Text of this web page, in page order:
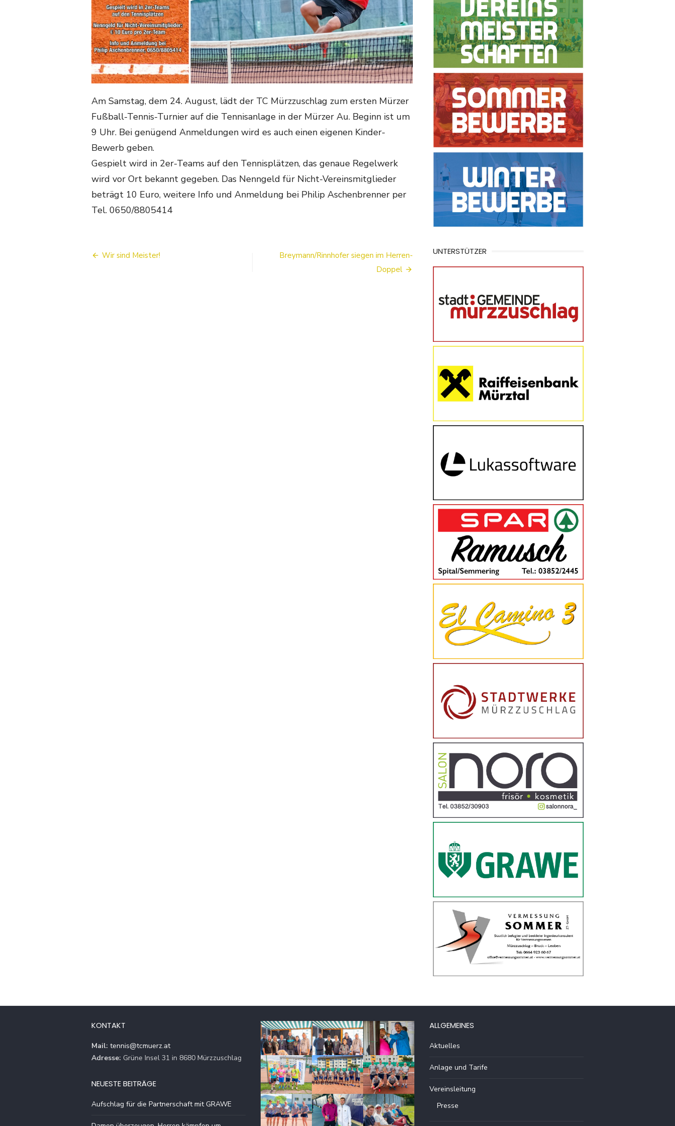
Am Samstag, dem 24. August, lädt der TC Mürzzuschlag zum ersten Mürzer
Fußball-Tennis-Turnier auf die Tennisanlage in der Mürzer Au. Beginn ist um
9 Uhr. Bei genügend Anmeldungen wird es auch einen eigenen Kinder-
Bewerb geben.
Gespielt wird in 2er-Teams auf den Tennisplätzen, das genaue Regelwerk
wird vor Ort bekannt gegeben. Das Nenngeld für Nicht-Vereinsmitglieder
beträgt 10 Euro, weitere Info und Anmeldung bei Philip Aschenbrenner per
Tel. 0650/8805414
Beitragsnavigation
Wir sind Meister!
Breymann/Rinnhofer siegen im Herren-
Doppel
UNTERSTÜTZER
KONTAKT
Mail: tennis@tcmuerz.at
Adresse: Grüne Insel 31 in 8680 Mürzzuschlag
NEUESTE BEITRÄGE
Aufschlag für die Partnerschaft mit GRAWE
ALLGEMEINES
Aktuelles
Anlage und Tarife
Vereinsleitung
Presse